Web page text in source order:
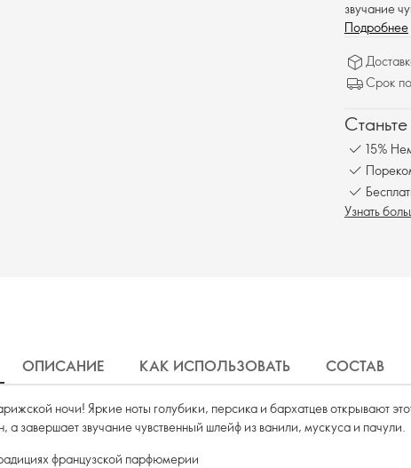
звучание
Подробнее
Срок
15%
Узнать
ОПИСАНИЕ КАК ИСПОЛЬЗОВАТЬ СОСТАВ
ночи! Яркие ноты голубики, персика и бархатцев открывают
а завершает звучание чувственный шлейф из ванили, мускуса и пачули.
французской парфюмерии